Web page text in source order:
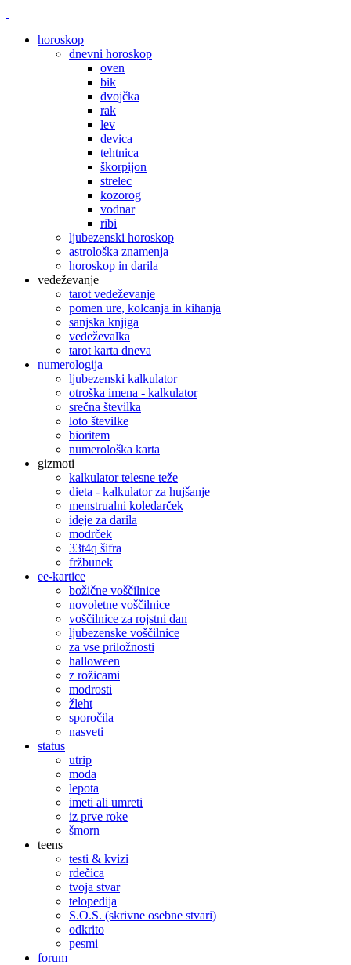
horoskop
dnevni horoskop
oven
bik
dvojčka
rak
lev
devica
tehtnica
škorpijon
strelec
kozorog
vodnar
ribi
ljubezenski horoskop
astrološka znamenja
horoskop in darila
vedeževanje
tarot vedeževanje
pomen ure, kolcanja in kihanja
sanjska knjiga
vedeževalka
tarot karta dneva
numerologija
ljubezenski kalkulator
otroška imena - kalkulator
srečna številka
loto številke
bioritem
numerološka karta
gizmoti
kalkulator telesne teže
dieta - kalkulator za hujšanje
menstrualni koledarček
ideje za darila
modrček
33t4q šifra
fržbunek
ee-kartice
božične voščilnice
novoletne voščilnice
voščilnice za rojstni dan
ljubezenske voščilnice
za vse priložnosti
halloween
z rožicami
modrosti
žleht
sporočila
nasveti
status
utrip
moda
lepota
imeti ali umreti
iz prve roke
šmorn
teens
testi & kvizi
rdečica
tvoja stvar
telopedija
S.O.S. (skrivne osebne stvari)
odkrito
pesmi
forum